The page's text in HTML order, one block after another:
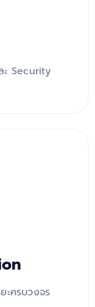
ะ Security
ะครบวงจร